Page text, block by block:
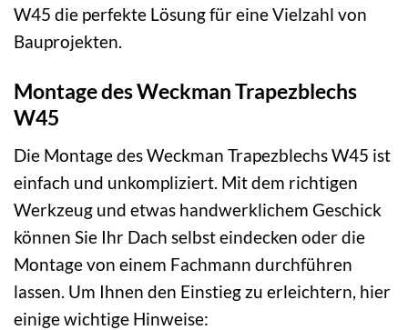
W45 die perfekte Lösung für eine Vielzahl von
Bauprojekten.
Montage des Weckman Trapezblechs
W45
Die Montage des Weckman Trapezblechs W45 ist
einfach und unkompliziert. Mit dem richtigen
Werkzeug und etwas handwerklichem Geschick
können Sie Ihr Dach selbst eindecken oder die
Montage von einem Fachmann durchführen
lassen. Um Ihnen den Einstieg zu erleichtern, hier
einige wichtige Hinweise: